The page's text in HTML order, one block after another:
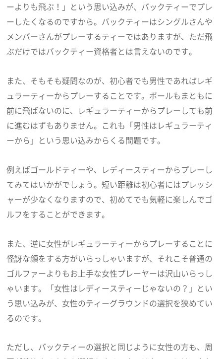
ーよりも飛ぶ！」という思い込みが、バックティーでプレ
ーしたくなるのですから。バックティーはシングルさんや
メンバーさんがプレーするティーではありますが、ただ飛
ぶだけではバックティー資格者とは言えないのです。
また、そもそも疑問なのが、初心者でも男性であればレギ
ュラーティーからプレーすることです。ボールもまともに
前に飛ばないのに、レギュラーティーからプレーしても前
に進むはずもありません。これも「男性はレギュラーティ
ーから」という思い込みからくる問題です。
例えばゴールドティーや、レディースティーからプレーし
てみてはいかがでしょう。短い距離は初心者にはプレッシ
ャーが少なくなりますので、初めてでも気軽に楽しんでゴ
ルフをすることができます。
また、逆に女性がレギュラーティーからプレーすることに
怪訝な顔をする方がいらっしゃいますが、それこそ普通の
ゴルファーよりもお上手な女性プレーヤーは沢山いらっし
ゃいます。「女性はレディースティーじゃないの？」とい
う思い込みが、女性のティーグラウンドの選択を狭めてい
るのです。
ただし、バックティーの選択と同じように女性の方も、周